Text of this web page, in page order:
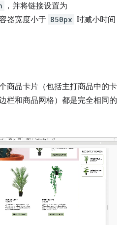
，并将链接设置为
器宽度小于 850px 时减小时间
商品卡片（包括主打商品中的卡
栏和商品网格）都是完全相同的